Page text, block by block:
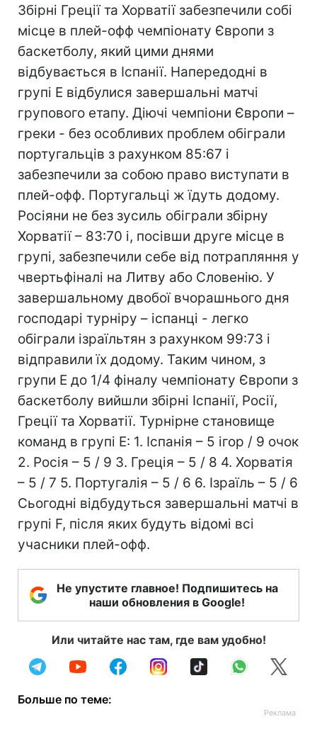
Збірні Греції та Хорватії забезпечили собі
місце в плей-офф чемпіонату Європи з
баскетболу, який цими днями
відбувається в Іспанії. Напередодні в
групі Е відбулися завершальні матчі
групового етапу. Діючі чемпіони Європи –
греки - без особливих проблем обіграли
португальців з рахунком 85:67 і
забезпечили за собою право виступати в
плей-офф. Португальці ж їдуть додому.
Росіяни не без зусиль обіграли збірну
Хорватії – 83:70 і, посівши друге місце в
групі, забезпечили себе від потрапляння у
чвертьфіналі на Литву або Словенію. У
завершальному двобої вчорашнього дня
господарі турніру – іспанці - легко
обіграли ізраїльтян з рахунком 99:73 і
відправили їх додому. Таким чином, з
групи Е до 1/4 фіналу чемпіонату Європи з
баскетболу вийшли збірні Іспанії, Росії,
Греції та Хорватії. Турнірне становище
команд в групі Е: 1. Іспанія – 5 ігор / 9 очок
2. Росія – 5 / 9 3. Греція – 5 / 8 4. Хорватія
– 5 / 7 5. Португалія – 5 / 6 6. Ізраїль – 5 / 6
Сьогодні відбудуться завершальні матчі в
групі F, після яких будуть відомі всі
учасники плей-офф.
Не упустите главное! Подпишитесь на
наши обновления в Google!
Или читайте нас там, где вам удобно!
Больше по теме: